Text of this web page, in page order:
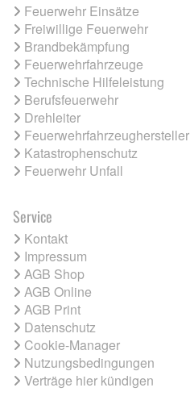
Feuerwehr Einsätze
Freiwillige Feuerwehr
Brandbekämpfung
Feuerwehrfahrzeuge
Technische Hilfeleistung
Berufsfeuerwehr
Drehleiter
Feuerwehrfahrzeughersteller
Katastrophenschutz
Feuerwehr Unfall
Service
Kontakt
Impressum
AGB Shop
AGB Online
AGB Print
Datenschutz
Cookie-Manager
Nutzungsbedingungen
Verträge hier kündigen